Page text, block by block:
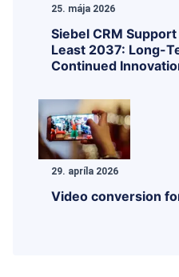
25. mája 2026
Siebel CRM
Least 2037: Long-
Continued
29. apríla 2026
Video conversion